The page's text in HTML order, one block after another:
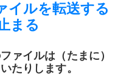
イルを転送する
まる
ァイルは（たまに）
たりします。